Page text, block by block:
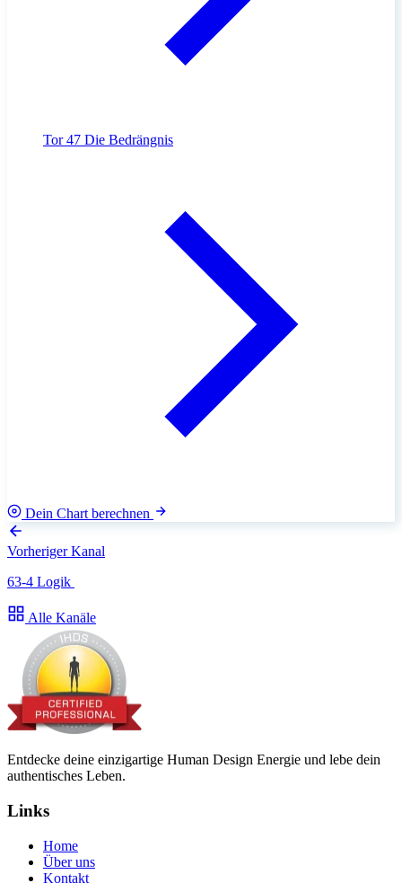
Tor 47 Die Bedrängnis
Dein Chart berechnen
Vorheriger Kanal
63-4 Logik
Alle Kanäle
Entdecke deine einzigartige Human Design Energie und lebe dein
authentisches Leben.
Links
Home
Über uns
Kontakt